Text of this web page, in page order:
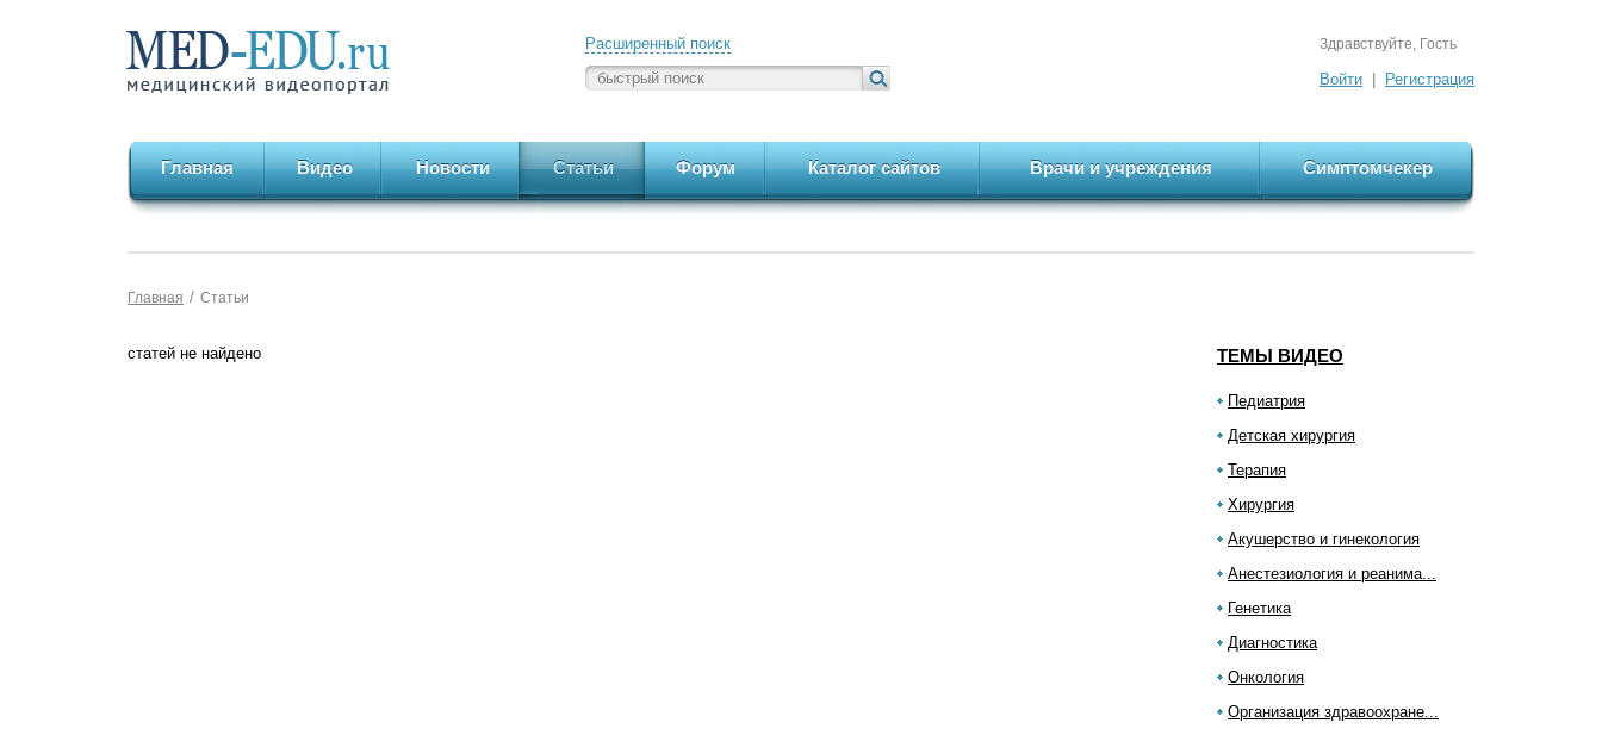
Расширенный поиск Здравствуйте, Гость
Войти Регистрация
Главная Видео Новости Статьи Форум Каталог сайтов Врачи и учреждения Симптомчекер
ТЕМЫ ВИДЕО
Педиатрия
Детская хирургия
Терапия
Хирургия
Акушерство и гинекология
Анестезиология и реанима...
Генетика
Диагностика
Онкология
Организация здравоохране...
Главная / Статьи
статей не найдено